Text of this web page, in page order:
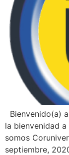
Bienvenido(a)
la bienvenidad
somos
septiembre,